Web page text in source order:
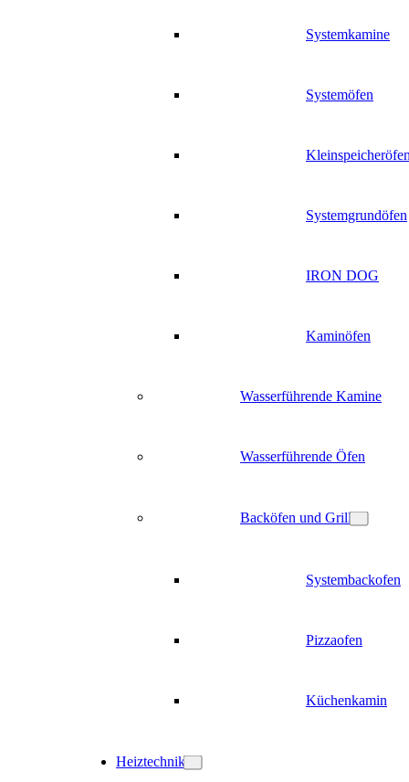
Systemkamine
Systemöfen
Systemgrundöfen
IRON DOG
Kaminöfen
Wasserführende Kamine
Wasserführende Öfen
Backöfen und Grill
Systembackofen
Pizzaofen
Küchenkamin
Heiztechnik